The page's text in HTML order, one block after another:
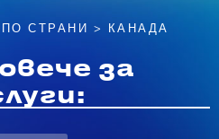
СТРАНИ > КАНАДА
за